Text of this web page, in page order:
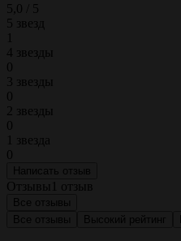
5,0 / 5
5 звезд
1
4 звезды
0
3 звезды
0
2 звезды
0
1 звезда
0
Написать отзыв
Отзывы 1 отзыв
Все отзывы
Все отзывы
Высокий рейтинг